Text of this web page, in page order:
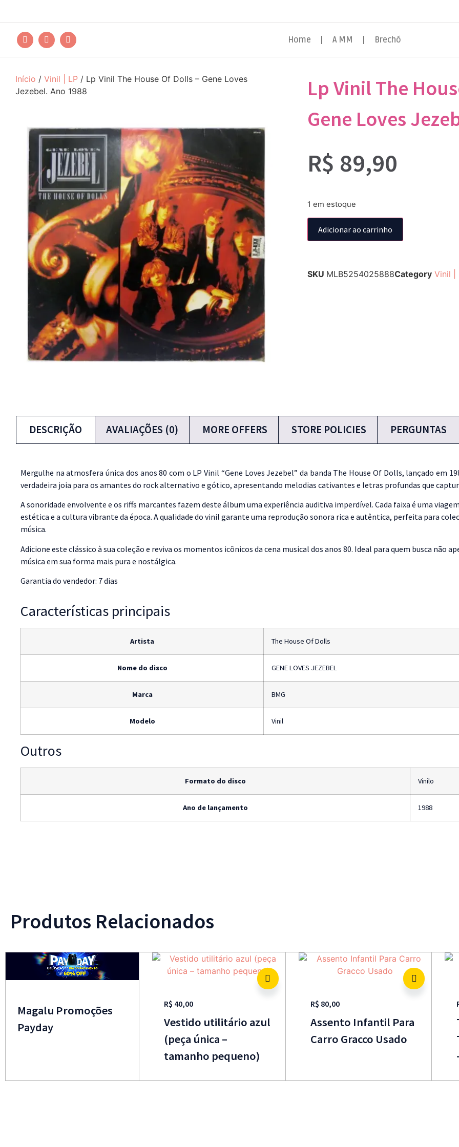
Home A MM Brechó
Início / Vinil | LP / Lp Vinil The House Of Dolls – Gene Loves
Jezebel. Ano 1988
Lp Vinil The
Gene Loves
R$ 89,90
1 em estoque
Adicionar ao carrinho
SKU MLB5254025888Category Vinil |
DESCRIÇÃO AVALIAÇÕES (0) MORE OFFERS STORE POLICIES PERGUNTAS
Mergulhe na atmosfera única dos anos 80 com o LP Vinil “Gene Loves Jezebel” da banda The House Of Dolls, lançado em
verdadeira joia para os amantes do rock alternativo e gótico, apresentando melodias cativantes e letras profundas que
A sonoridade envolvente e os riffs marcantes fazem deste álbum uma experiência auditiva imperdível. Cada faixa é uma
estética e a cultura vibrante da época. A qualidade do vinil garante uma reprodução sonora rica e autêntica, perfeita para
música.
Adicione este clássico à sua coleção e reviva os momentos icônicos da cena musical dos anos 80. Ideal para quem busca não
música em sua forma mais pura e nostálgica.
Garantia do vendedor: 7 dias
Características principais
Artista The House Of Dolls
Nome do disco GENE LOVES JEZEBEL
Marca BMG
Modelo Vinil
Outros
Formato do disco Vinilo
Ano de lançamento 1988
Produtos Relacionados
Magalu Promoções
Payday
R$ 40,00
Vestido utilitário azul
(peça única –
tamanho pequeno)
R$ 80,00
Assento Infantil Para
Carro Gracco Usado